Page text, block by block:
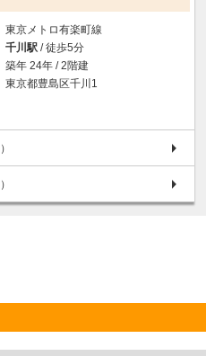
東京メトロ有楽町線
千川駅 / 徒歩5分
築年 24年 / 2階建
東京都豊島区千川1
）
）